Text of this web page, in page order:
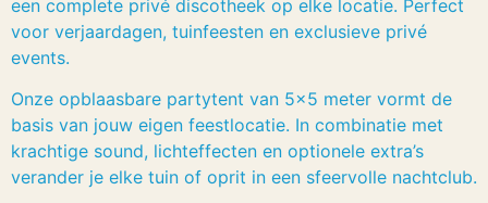
een complete privé discotheek op elke locatie. Perfect
voor verjaardagen, tuinfeesten en exclusieve privé
events.
Onze opblaasbare partytent van 5×5 meter vormt de
basis van jouw eigen feestlocatie. In combinatie met
krachtige sound, lichteffecten en optionele extra’s
verander je elke tuin of oprit in een sfeervolle nachtclub.